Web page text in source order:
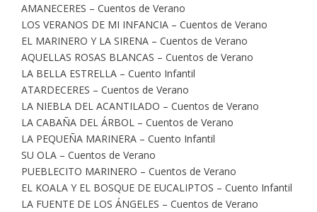
AMANECERES – Cuentos de Verano
LOS VERANOS DE MI INFANCIA – Cuentos de Verano
EL MARINERO Y LA SIRENA – Cuentos de Verano
AQUELLAS ROSAS BLANCAS – Cuentos de Verano
LA BELLA ESTRELLA – Cuento Infantil
ATARDECERES – Cuentos de Verano
LA NIEBLA DEL ACANTILADO – Cuentos de Verano
LA CABAÑA DEL ÁRBOL – Cuentos de Verano
LA PEQUEÑA MARINERA – Cuento Infantil
SU OLA – Cuentos de Verano
PUEBLECITO MARINERO – Cuentos de Verano
EL KOALA Y EL BOSQUE DE EUCALIPTOS – Cuento Infantil
LA FUENTE DE LOS ÁNGELES – Cuentos de Verano